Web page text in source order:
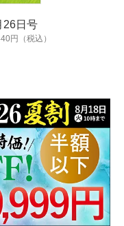
26日号
円（税込）